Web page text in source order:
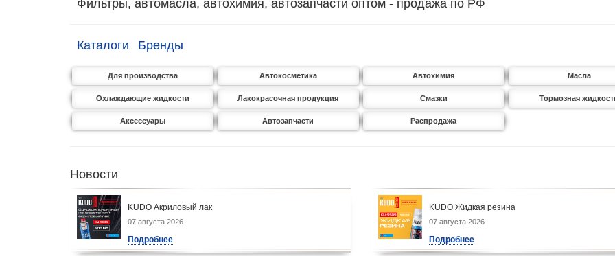
Фильтры, автомасла, автохимия, автозапчасти оптом - продажа по РФ
Каталоги Бренды
Для производства Автокосметика Автохимия Масла
Охлаждающие жидкости Лакокрасочная продукция Смазки Тормозная
Аксессуары Автозапчасти Распродажа
Новости
KUDO Акриловый лак
07 августа 2026
Подробнее
KUDO Жидкая резина
07 августа 2026
Подробнее